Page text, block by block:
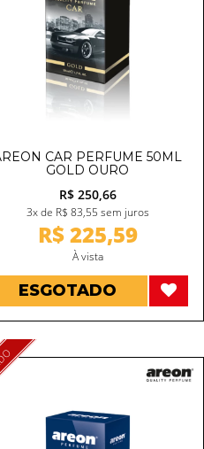
CAR PERFUME 50ML
GOLD OURO
R$ 250,66
3x de R$ 83,55 sem juros
R$ 225,59
À vista
ESGOTADO